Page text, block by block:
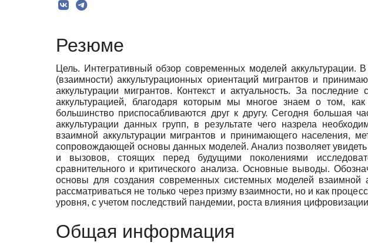
Резюме
Цель. Интегративный обзор современных моделей
(взаимности) аккультурационных ориентаций мигрантов и
аккультурации мигрантов. Контекст и актуальность. За
аккультурацией, благодаря которым мы многое знаем о том,
большинство приспосабливаются друг к другу. Сегодня большая
аккультурации данных групп, в результате чего назрела
взаимной аккультурации мигрантов и принимающего населения,
сопровождающей основы данных моделей. Анализ позволяет
и вызовов, стоящих перед будущими поколениями
сравнительного и критического анализа. Основные выводы.
основы для создания современных системных моделей взаимной
рассматриваться не только через призму взаимности, но и как
уровня, с учетом последствий пандемии, роста влияния
Общая информация